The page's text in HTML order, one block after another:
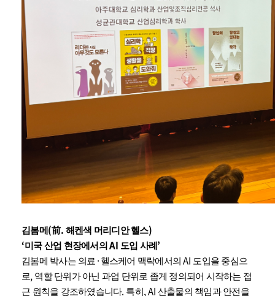
김봄메 (前. 해켄색 머리디안 헬스)
‘미국 산업 현장에서의 AI 도입 사례 ’
김봄메 박사는 의료 · 헬스케어 맥락에서의AI 도입을 중심으
로, 역할 단위가 아닌 과업 단위로 좁게 정의되어 시작하는 접
근 원칙을 강조하였습니다. 특히 , AI 산출물의 책임과 안전을